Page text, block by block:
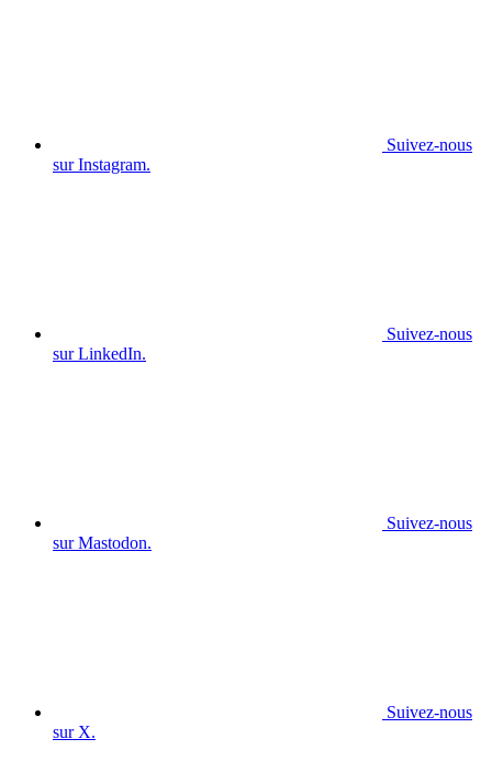
Suivez-nous
sur Instagram.
Suivez-nous
sur LinkedIn.
Suivez-nous
sur Mastodon.
Suivez-nous
sur X.